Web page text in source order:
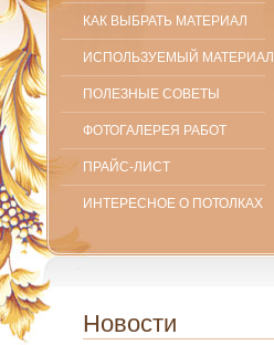
КАК ВЫБРАТЬ МАТЕРИАЛ
ИСПОЛЬЗУЕМЫЙ МАТЕРИАЛ
ПОЛЕЗНЫЕ СОВЕТЫ
ФОТОГАЛЕРЕЯ РАБОТ
ПРАЙС-ЛИСТ
ИНТЕРЕСНОЕ О ПОТОЛКАХ
Новости